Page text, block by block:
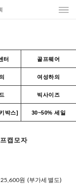
터 골프웨어
여성하의
빅사이즈
박스] 30~50% 세일
캡모자
25,600원 (부가세 별도)